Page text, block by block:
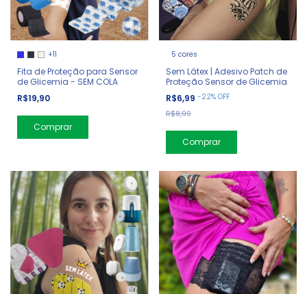
+11
Fita de Proteção para Sensor
de Glicemia - SEM COLA
R$19,90
Comprar
5 cores
Sem Látex | Adesivo Patch de
Proteção Sensor de Glicemia
R$6,99 -22% OFF
R$8,99
Comprar